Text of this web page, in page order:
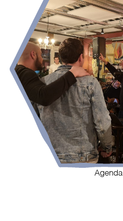
Agenda